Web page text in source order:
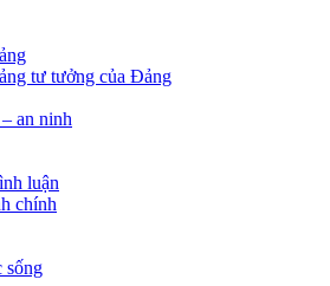
tư tưởng của Đảng
an ninh
luận
chính
sống